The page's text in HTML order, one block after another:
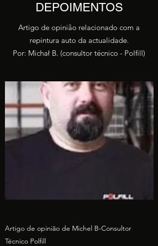
DEPOIMENTOS
Artigo de opinião relacionado com a
repintura auto da actualidade.
Por: Michał B. (consultor técnico - Polfill)
Artigo de opinião de Michel B-Consultor
Técnico Polfill